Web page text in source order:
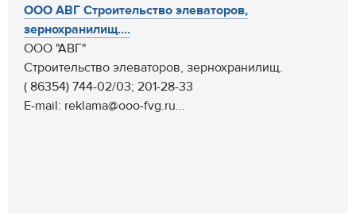
ООО АВГ Строительство элеваторов,
зернохранилищ....
ООО "АВГ"
Строительство элеваторов, зернохранилищ.
( 86354) 744-02/03; 201-28-33
E-mail: reklama@ooo-fvg.ru...